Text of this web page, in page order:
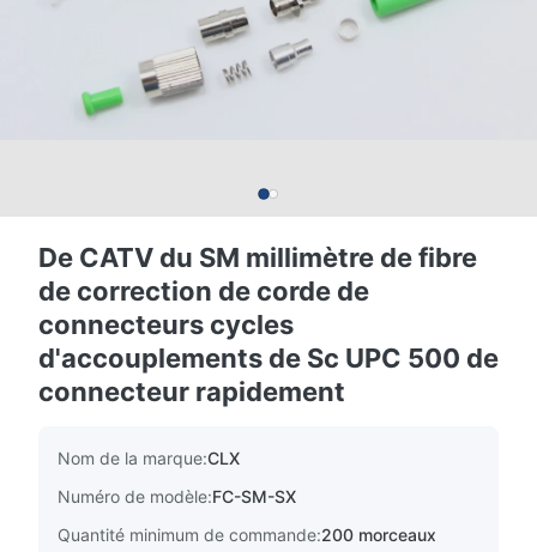
De CATV du SM millimètre de fibre
de correction de corde de
connecteurs cycles
d'accouplements de Sc UPC 500 de
connecteur rapidement
Nom de la marque:CLX
Numéro de modèle:FC-SM-SX
Quantité minimum de commande:200 morceaux